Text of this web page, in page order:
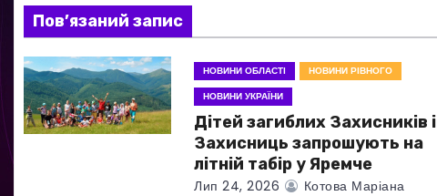
я
з
а
п
Пов’язаний запис
НОВИНИ ОБЛАСТІ
НОВИНИ РІВНОГО
НОВИНИ УКРАЇНИ
Дітей загиблих Захисників і
Захисниць запрошують на
літній табір у Яремче
Лип 24, 2026 Котова Маріана